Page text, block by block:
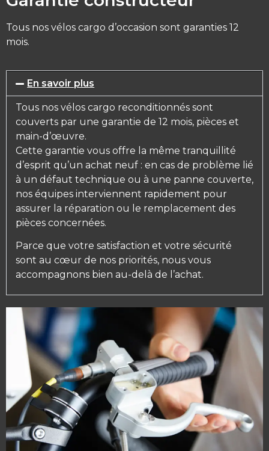
Tous nos vélos cargo d’occasion sont garanties 12
mois.
En savoir plus
Tous nos vélos cargo reconditionnés sont
couverts par une garantie de 12 mois, pièces et
main-d’œuvre.
Cette garantie vous offre la même tranquillité
d’esprit qu’un achat neuf : en cas de problème lié
à un défaut technique ou à une panne couverte,
nos équipes interviennent rapidement pour
assurer la réparation ou le remplacement des
pièces concernées.
Parce que votre satisfaction et votre sécurité
sont au cœur de nos priorités, nous vous
accompagnons bien au-delà de l’achat.